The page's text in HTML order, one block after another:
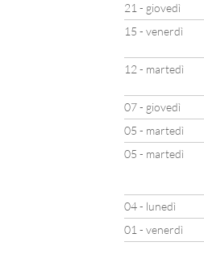
21 - giovedì
15 - venerdì
12 - martedì
07 - giovedì
05 - martedì
05 - martedì
04 - lunedì
01 - venerdì